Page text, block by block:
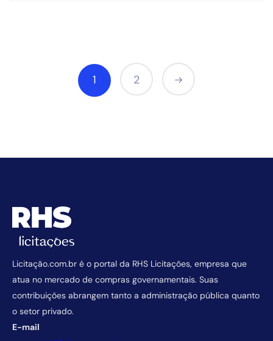
1 2
Licitação.com.br é o portal da RHS Licitações, empresa que
atua no mercado de compras governamentais. Suas
contribuições abrangem tanto a administração pública quanto
o setor privado.
E-mail